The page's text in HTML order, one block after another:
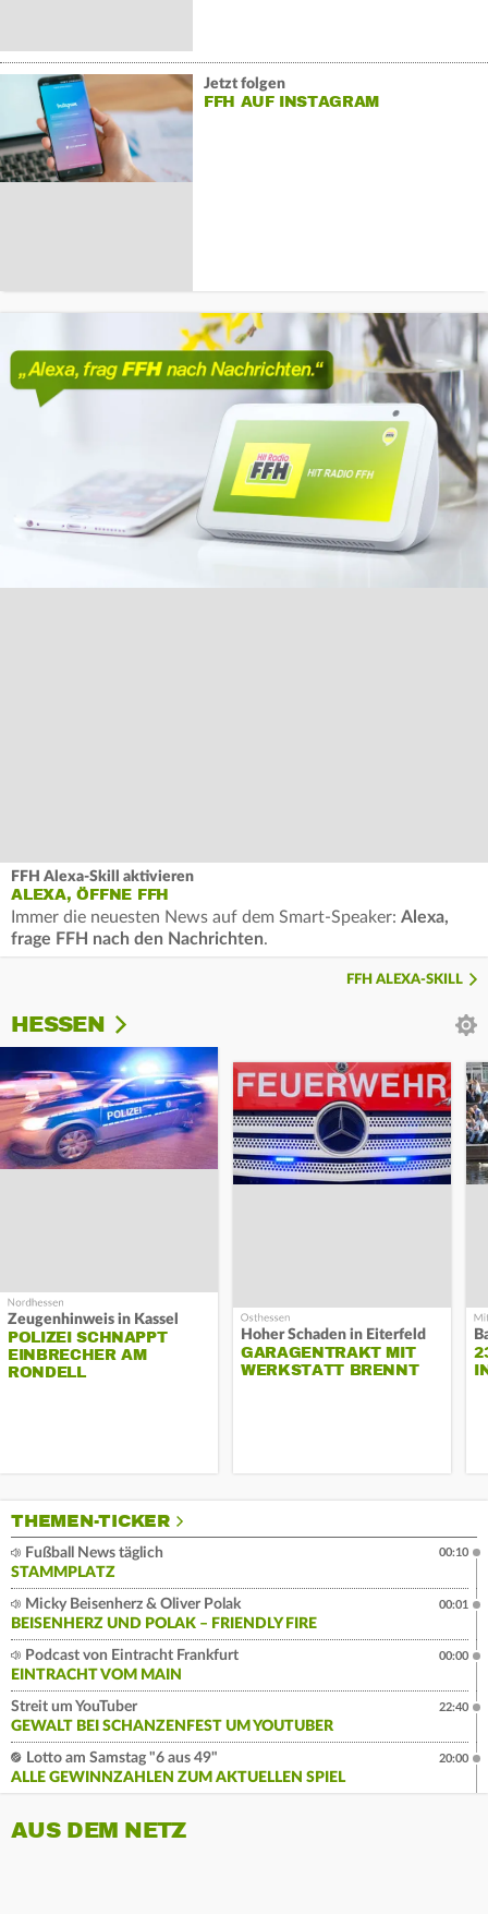
Jetzt folgen
FFH AUF INSTAGRAM
FFH Alexa-Skill aktivieren
ALEXA, ÖFFNE FFH
Immer die neuesten News auf dem Smart-Speaker: Alexa,
frage FFH nach den Nachrichten.
FFH ALEXA-SKILL
HESSEN
Zeugenhinweis in Kassel
POLIZEI SCHNAPPT
EINBRECHER AM
RONDELL
Hoher Schaden in Eiterfeld
GARAGENTRAKT MIT
WERKSTATT BRENNT
THEMEN-TICKER
Fußball News täglich
STAMMPLATZ
00:10
Micky Beisenherz & Oliver Polak
BEISENHERZ UND POLAK – FRIENDLY FIRE
00:01
Podcast von Eintracht Frankfurt
EINTRACHT VOM MAIN
00:00
Streit um YouTuber
GEWALT BEI SCHANZENFEST UM YOUTUBER
22:40
Lotto am Samstag "6 aus 49"
ALLE GEWINNZAHLEN ZUM AKTUELLEN SPIEL
20:00
AUS DEM NETZ